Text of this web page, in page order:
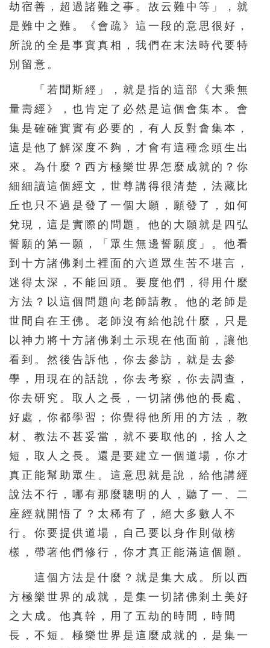
161 162 163 164 165
166 167 168 169 170
171
176 177 178 179 180
181 182 183 184 185
186 187 188 189 190
196 197 198 199 200
201 202 203 204 205
206 207 208 209 210
211 212 213 214 215
222 223 224 225
226 227 228 229 230
231 232 233 234 235
236 237 238 239 240
241 242 243 244 245
251 252 253 254 255
256 257 258 259 260
261 262 263 264 265
266 267 268 269 270
276 277 278 279 280
286 287 288 289 290
291 292 293 294 295
296 297 298 299 300
劫宿善，超過諸難之事。故云難中等」，就
是難中之難。《會疏》這一段的意思很好，
所說的全是事實真相，我們在末法時代要特
別留意。
「若聞斯經」，就是指的這部《大乘無
量壽經》，也肯定了必然是這個會集本。會
集是確確實實有必要的，有人反對會集本，
這是他了解深度不夠，才會有這種念頭生出
來。為什麼？西方極樂世界怎麼成就的？你
細細讀這個經文，世尊講得很清楚，法藏比
丘也只不過是發了一個大願，願發了，如何
兌現，這是實際的問題。他的大願就是四弘
誓願的第一願，「眾生無邊誓願度」。他看
到十方諸佛剎土裡面的六道眾生苦不堪言，
迷得太深，不能回頭。要度他們，得用什麼
方法？以這個問題向老師請教。他的老師是
世間自在王佛。老師沒有給他說什麼，只是
以神力將十方諸佛剎土示現在他面前，讓他
看到。然後告訴他，你去參訪，就是去參
學，用現在的話說，你去考察，你去調查，
你去研究。取人之長，一切諸佛他的長處、
好處，你都學習；你覺得他所用的方法，教
材、教法不甚妥當，就不要取他的，捨人之
短，取人之長。還是要建立一個道場，你才
真正能幫助眾生。這意思就是說，給他講經
說法不行，哪有那麼聰明的人，聽了一、二
座經就開悟了？太稀有了，絕大多數人不
行。你要提供道場，自己要以身作則做榜
樣，帶著他們修行，你才真正能滿這個願。
這個方法是什麼？就是集大成。所以西
方極樂世界的成就，是集一切諸佛剎土美好
之大成。他真幹，用了五劫的時間，時間
長，不短。極樂世界是這麼成就的，是集一